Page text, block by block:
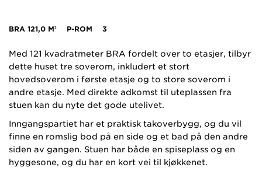
BRA 121,0 M² P-ROM 3
Med 121 kvadratmeter BRA fordelt over to etasjer, tilbyr
dette huset tre soverom, inkludert et stort
hovedsoverom i første etasje og to store soverom i
andre etasje. Med direkte adkomst til uteplassen fra
stuen kan du nyte det gode utelivet.
Inngangspartiet har et praktisk takoverbygg, og du vil
finne en romslig bod på en side og et bad på den andre
siden av gangen. Stuen har både en spiseplass og en
hyggesone, og du har en kort vei til kjøkkenet.